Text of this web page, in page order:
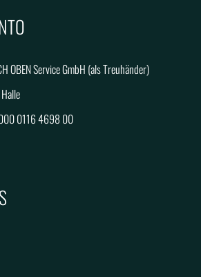
OBEN Service GmbH (als Treuhänder)
0116 4698 00